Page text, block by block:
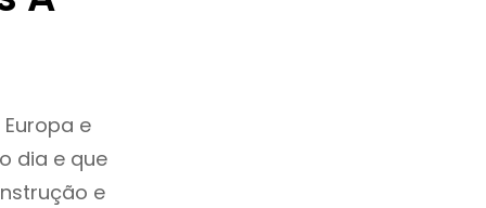
e
dia e que
e